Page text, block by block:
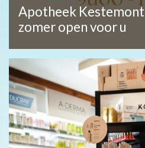
Apotheek
zomer open voor u